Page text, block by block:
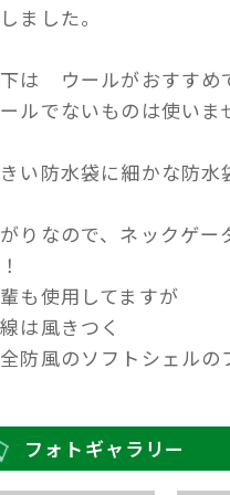
ました。
は ウールがおすすめ
ルでないものは使い
い防水袋に細かな防水
りなので、ネックゲ
も使用してますが
は風きつく
防風のソフトシェル
フォトギャラリー